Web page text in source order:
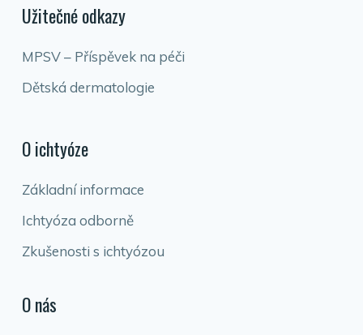
Užitečné odkazy
MPSV – Příspěvek na péči
Dětská dermatologie
O ichtyóze
Základní informace
Ichtyóza odborně
Zkušenosti s ichtyózou
O nás